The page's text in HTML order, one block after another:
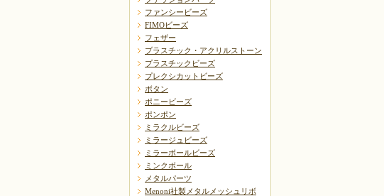
ファンシービーズ
FIMOビーズ
フェザー
プラスチック・アクリルストーン
プラスチックビーズ
プレクシカットビーズ
ボタン
ポニービーズ
ポンポン
ミラクルビーズ
ミラージュビーズ
ミラーボールビーズ
ミンクボール
メタルパーツ
Menoni社製メタルメッシュリボ